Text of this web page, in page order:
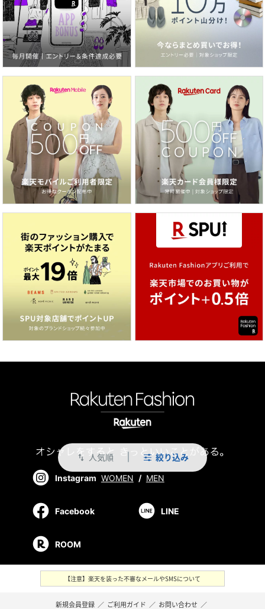
swap_vert 人気順 絞り込み
Instagram WOMEN / MEN
Facebook LINE
ROOM
【注意】楽天を装った不審なメールやSMSについて
新規会員登録 ／ ご利用ガイド ／ お問い合わせ ／